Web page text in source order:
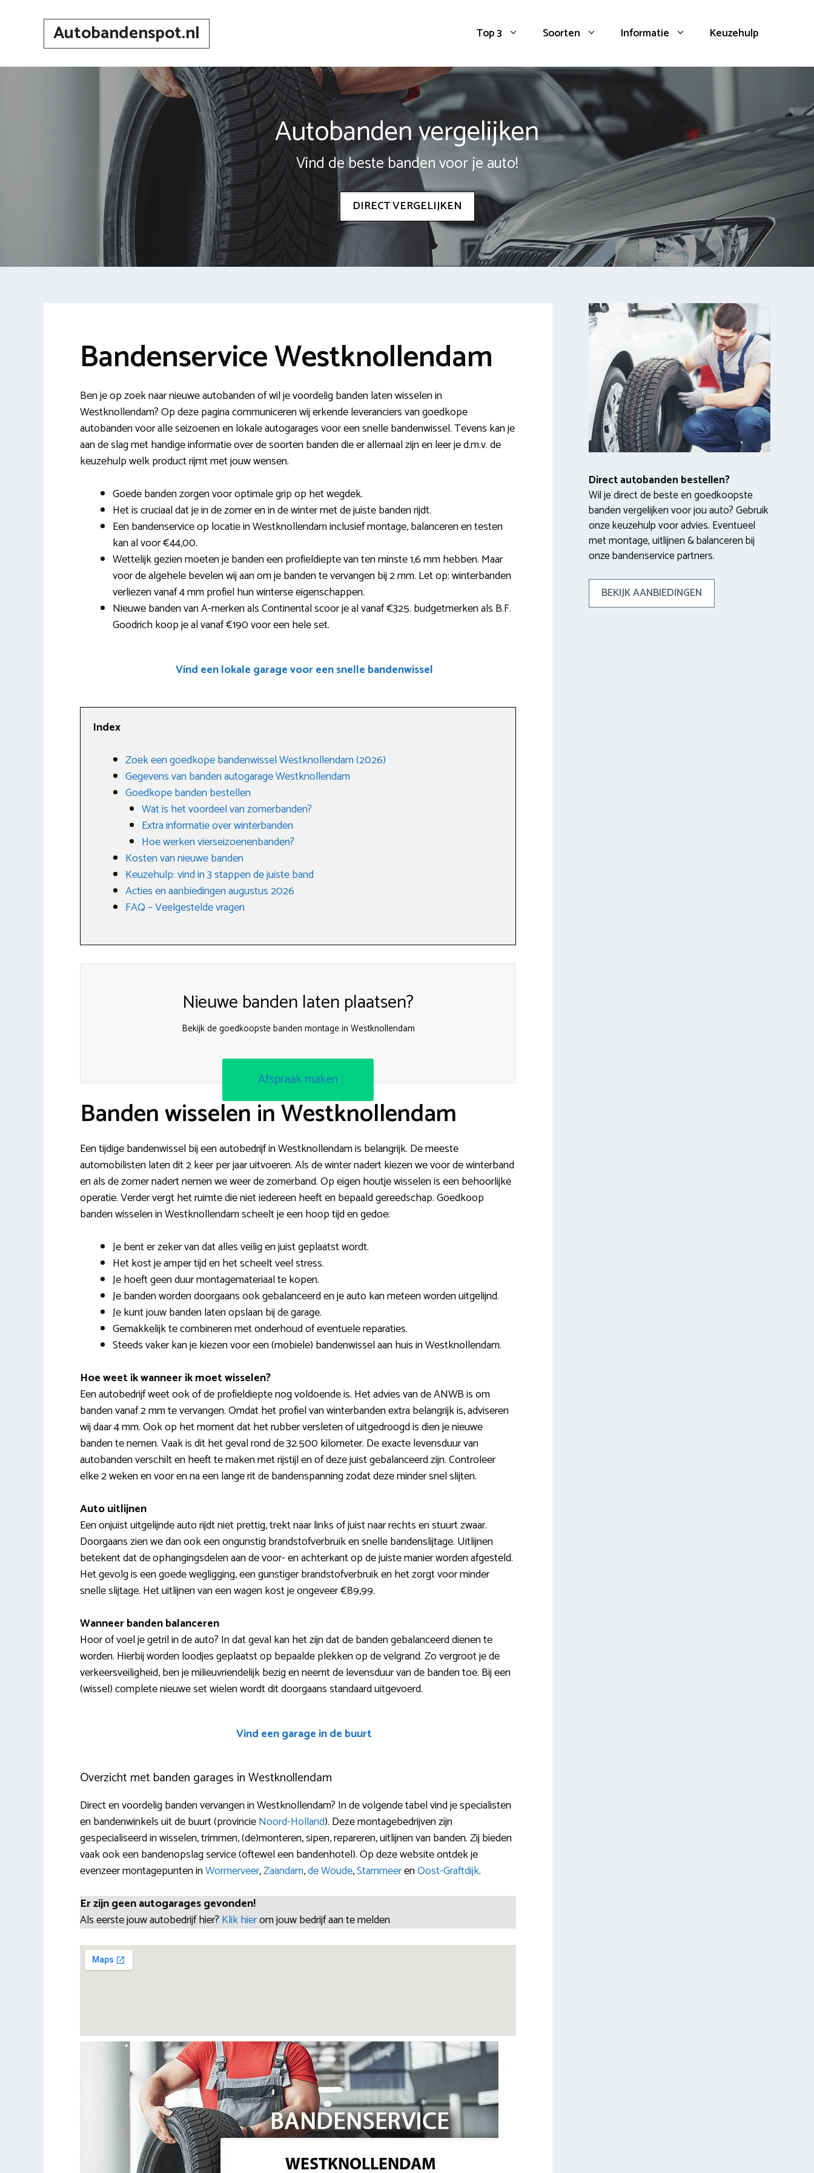
Autobandenspot.nl Top 3 Soorten Informatie Keuzehulp
Autobanden vergelijken
Vind de beste banden voor je auto!
DIRECT VERGELIJKEN
Bandenservice Westknollendam
Ben je op zoek naar nieuwe autobanden of wil je voordelig banden laten wisselen in
Westknollendam? Op deze pagina communiceren wij erkende leveranciers van goedkope
autobanden voor alle seizoenen en lokale autogarages voor een snelle bandenwissel. Tevens kan je
aan de slag met handige informatie over de soorten banden die er allemaal zijn en leer je d.m.v. de
keuzehulp welk product rijmt met jouw wensen.
Goede banden zorgen voor optimale grip op het wegdek.
Het is cruciaal dat je in de zomer en in de winter met de juiste banden rijdt.
Een bandenservice op locatie in Westknollendam inclusief montage, balanceren en testen
kan al voor €44,00.
Wettelijk gezien moeten je banden een profieldiepte van ten minste 1,6 mm hebben. Maar
voor de algehele bevelen wij aan om je banden te vervangen bij 2 mm. Let op: winterbanden
verliezen vanaf 4 mm profiel hun winterse eigenschappen.
Nieuwe banden van A-merken als Continental scoor je al vanaf €325. budgetmerken als B.F.
Goodrich koop je al vanaf €190 voor een hele set.
Vind een lokale garage voor een snelle bandenwissel
Index
Zoek een goedkope bandenwissel Westknollendam (2026)
Gegevens van banden autogarage Westknollendam
Goedkope banden bestellen
Wat is het voordeel van zomerbanden?
Extra informatie over winterbanden
Hoe werken vierseizoenenbanden?
Kosten van nieuwe banden
Keuzehulp: vind in 3 stappen de juiste band
Acties en aanbiedingen augustus 2026
FAQ – Veelgestelde vragen
Nieuwe banden laten plaatsen?
Bekijk de goedkoopste banden montage in Westknollendam
Afspraak maken
Banden wisselen in Westknollendam
Een tijdige bandenwissel bij een autobedrijf in Westknollendam is belangrijk. De meeste
automobilisten laten dit 2 keer per jaar uitvoeren. Als de winter nadert kiezen we voor de winterband
en als de zomer nadert nemen we weer de zomerband. Op eigen houtje wisselen is een behoorlijke
operatie. Verder vergt het ruimte die niet iedereen heeft en bepaald gereedschap. Goedkoop
banden wisselen in Westknollendam scheelt je een hoop tijd en gedoe:
Je bent er zeker van dat alles veilig en juist geplaatst wordt.
Het kost je amper tijd en het scheelt veel stress.
Je hoeft geen duur montagemateriaal te kopen.
Je banden worden doorgaans ook gebalanceerd en je auto kan meteen worden uitgelijnd.
Je kunt jouw banden laten opslaan bij de garage.
Gemakkelijk te combineren met onderhoud of eventuele reparaties.
Steeds vaker kan je kiezen voor een (mobiele) bandenwissel aan huis in Westknollendam.
Hoe weet ik wanneer ik moet wisselen?
Een autobedrijf weet ook of de profieldiepte nog voldoende is. Het advies van de ANWB is om
banden vanaf 2 mm te vervangen. Omdat het profiel van winterbanden extra belangrijk is, adviseren
wij daar 4 mm. Ook op het moment dat het rubber versleten of uitgedroogd is dien je nieuwe
banden te nemen. Vaak is dit het geval rond de 32.500 kilometer. De exacte levensduur van
autobanden verschilt en heeft te maken met rijstijl en of deze juist gebalanceerd zijn. Controleer
elke 2 weken en voor en na een lange rit de bandenspanning zodat deze minder snel slijten.
Auto uitlijnen
Een onjuist uitgelijnde auto rijdt niet prettig, trekt naar links of juist naar rechts en stuurt zwaar.
Doorgaans zien we dan ook een ongunstig brandstofverbruik en snelle bandenslijtage. Uitlijnen
betekent dat de ophangingsdelen aan de voor- en achterkant op de juiste manier worden afgesteld.
Het gevolg is een goede wegligging, een gunstiger brandstofverbruik en het zorgt voor minder
snelle slijtage. Het uitlijnen van een wagen kost je ongeveer €89,99.
Wanneer banden balanceren
Hoor of voel je getril in de auto? In dat geval kan het zijn dat de banden gebalanceerd dienen te
worden. Hierbij worden loodjes geplaatst op bepaalde plekken op de velgrand. Zo vergroot je de
verkeersveiligheid, ben je milieuvriendelijk bezig en neemt de levensduur van de banden toe. Bij een
(wissel) complete nieuwe set wielen wordt dit doorgaans standaard uitgevoerd.
Vind een garage in de buurt
Overzicht met banden garages in Westknollendam
Direct en voordelig banden vervangen in Westknollendam? In de volgende tabel vind je specialisten
en bandenwinkels uit de buurt (provincieNoord-Holland). Deze montagebedrijven zijn
gespecialiseerd in wisselen, trimmen, (de)monteren, sipen, repareren, uitlijnen van banden. Zij bieden
vaak ook een bandenopslag service (oftewel een bandenhotel). Op deze website ontdek je
evenzeer montagepunten inWormerveer,Zaandam,de Woude,StarnmeerenOost-Graftdijk.
Er zijn geen autogarages gevonden!
Als eerste jouw autobedrijf hier? Klik hierom jouw bedrijf aan te melden
Direct autobanden bestellen?
Wil je direct de beste en goedkoopste
banden vergelijken voor jou auto? Gebruik
onze keuzehulp voor advies. Eventueel
met montage, uitlijnen & balanceren bij
onze bandenservice partners.
BEKIJK AANBIEDINGEN